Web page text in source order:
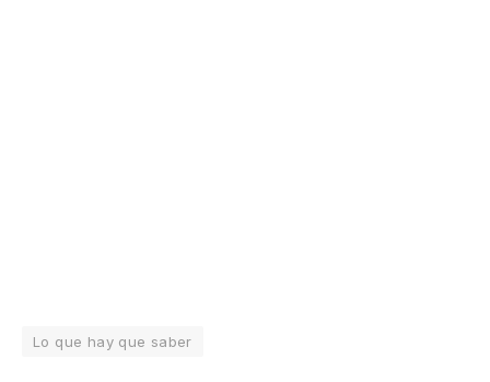
Lo que hay que saber